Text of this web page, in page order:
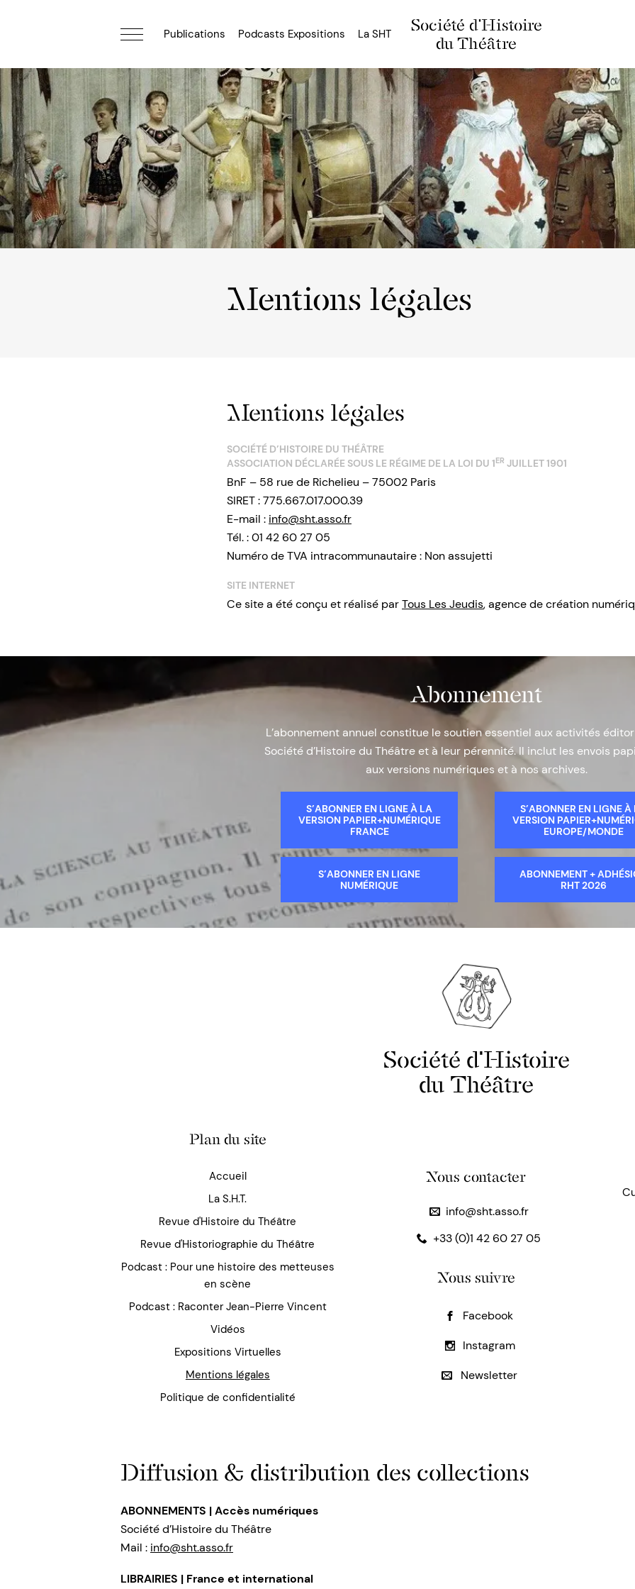
Société d'Histoire
du Théâtre
Publications Podcasts Expositions La SHT
Mentions légales
Mentions légales
SOCIÉTÉ D’HISTOIRE DU THÉÂTRE
ASSOCIATION DÉCLARÉE SOUS LE RÉGIME DE LA LOI DU 1 ER JUILLET 1901
BnF – 58 rue de Richelieu – 75002 Paris
SIRET : 775.667.017.000.39
E-mail : info@sht.asso.fr
Tél. : 01 42 60 27 05
Numéro de TVA intracommunautaire : Non assujetti
SITE INTERNET
Ce site a été conçu et réalisé parTous Les Jeudis, agence de création
Abonnement
L’abonnement annuel constitue le soutien essentiel aux activités
Société d’Histoire du Théâtre et à leur pérennité. Il inclut les envois
aux versions numériques et à nos archives.
S’ABONNER EN LIGNE À LA
VERSION PAPIER+NUMÉRIQUE
FRANCE
S’ABONNER EN LIGNE À
VERSION
EUROPE/MONDE
S’ABONNER EN LIGNE
NUMÉRIQUE
ABONNEMENT +
RHT 2026
Société d'Histoire
du Théâtre
Plan du site
Accueil
La S.H.T.
Revue d'Histoire du Théâtre
Revue d'Historiographie du Théâtre
Podcast : Pour une histoire des metteuses
en scène
Podcast : Raconter Jean-Pierre Vincent
Vidéos
Expositions Virtuelles
Mentions légales
Politique de confidentialité
Nous contacter
info@sht.asso.fr
+33 (0)1 42 60 27 05
Nous suivre
Facebook
Instagram
Newsletter
Diffusion & distribution des collections
ABONNEMENTS | Accès numériques
Société d’Histoire du Théâtre
Mail : info@sht.asso.fr
LIBRAIRIES | France et international